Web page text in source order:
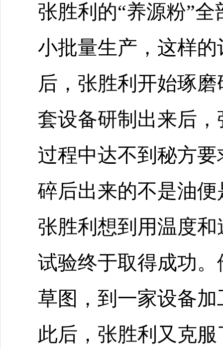
张胜利的“养源粉”
小批量生产，这样
后，张胜利开始琢
套设备研制出来后
过程中达不到秘方
碎后出来的不是油
张胜利想到用温度
试验终于取得成功
草图，到一家设备
此后，张胜利又克